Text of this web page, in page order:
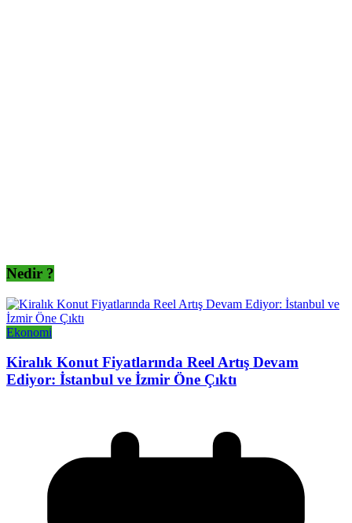
Nedir ?
Ekonomi
Kiralık Konut Fiyatlarında Reel Artış Devam
Ediyor: İstanbul ve İzmir Öne Çıktı